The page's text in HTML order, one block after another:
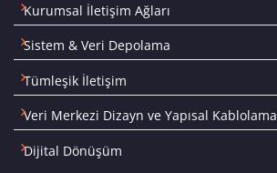
Kurumsal İletişim Ağları
Sistem & Veri Depolama
Tümleşik İletişim
Veri Merkezi Dizayn ve Yapısal Kablolama
Dijital Dönüşüm